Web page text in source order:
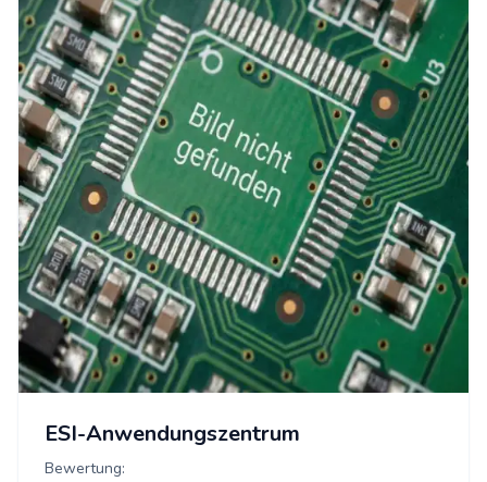
ESI-Anwendungszentrum
Bewertung: